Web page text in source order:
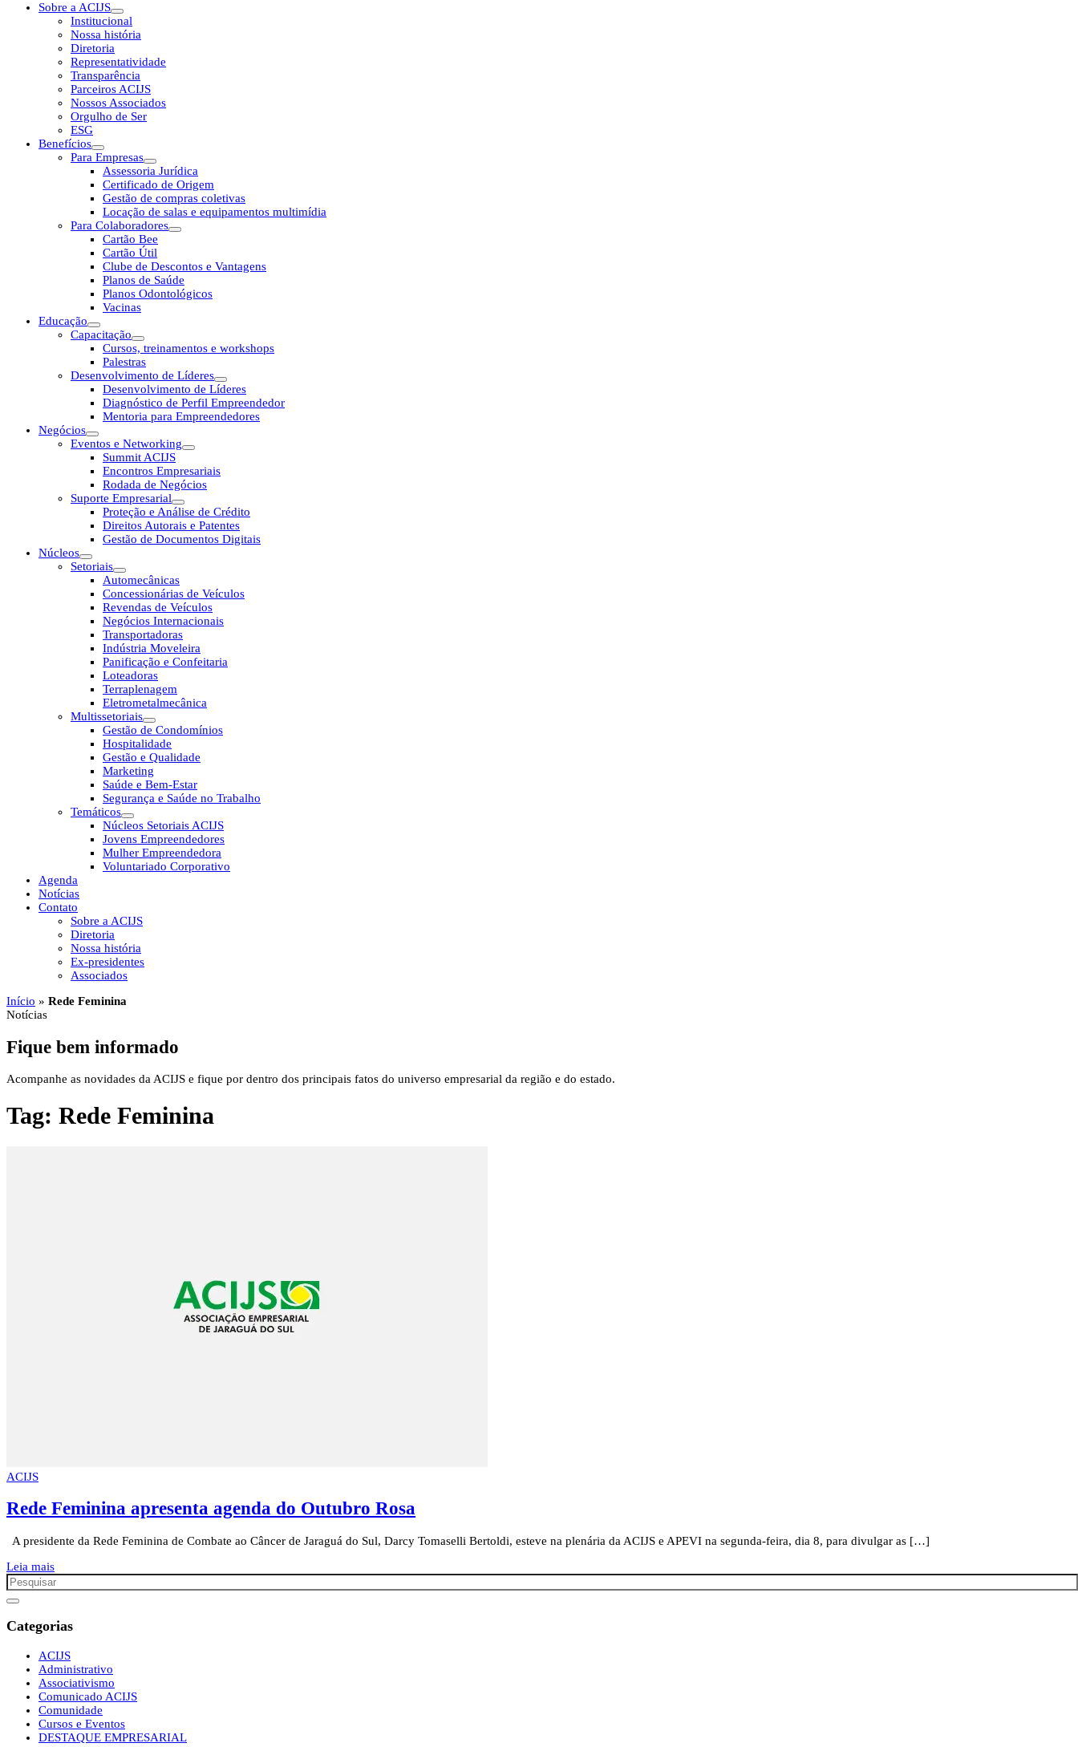
Sobre a ACIJS
Institucional
Nossa história
Diretoria
Representatividade
Transparência
Parceiros ACIJS
Nossos Associados
Orgulho de Ser
ESG
Benefícios
Para Empresas
Assessoria Jurídica
Certificado de Origem
Gestão de compras coletivas
Locação de salas e equipamentos multimídia
Para Colaboradores
Cartão Bee
Cartão Útil
Clube de Descontos e Vantagens
Planos de Saúde
Planos Odontológicos
Vacinas
Educação
Capacitação
Cursos, treinamentos e workshops
Palestras
Desenvolvimento de Líderes
Desenvolvimento de Líderes
Diagnóstico de Perfil Empreendedor
Mentoria para Empreendedores
Negócios
Eventos e Networking
Summit ACIJS
Encontros Empresariais
Rodada de Negócios
Suporte Empresarial
Proteção e Análise de Crédito
Direitos Autorais e Patentes
Gestão de Documentos Digitais
Núcleos
Setoriais
Automecânicas
Concessionárias de Veículos
Revendas de Veículos
Negócios Internacionais
Transportadoras
Indústria Moveleira
Panificação e Confeitaria
Loteadoras
Terraplenagem
Eletrometalmecânica
Multissetoriais
Gestão de Condomínios
Hospitalidade
Gestão e Qualidade
Marketing
Saúde e Bem-Estar
Segurança e Saúde no Trabalho
Temáticos
Núcleos Setoriais ACIJS
Jovens Empreendedores
Mulher Empreendedora
Voluntariado Corporativo
Agenda
Notícias
Contato
Sobre a ACIJS
Diretoria
Nossa história
Ex-presidentes
Associados
Início » Rede Feminina
Notícias
Fique bem informado
Acompanhe as novidades da ACIJS e fique por dentro dos principais fatos do universo empresarial da região e do estado.
Tag: Rede Feminina
ACIJS
Rede Feminina apresenta agenda do Outubro Rosa
A presidente da Rede Feminina de Combate ao Câncer de Jaraguá do Sul, Darcy Tomaselli Bertoldi, esteve na plenária da ACIJS e APEVI na segunda-feira, dia 8, para divulgar as […]
Leia mais
Categorias
ACIJS
Administrativo
Associativismo
Comunicado ACIJS
Comunidade
Cursos e Eventos
DESTAQUE EMPRESARIAL